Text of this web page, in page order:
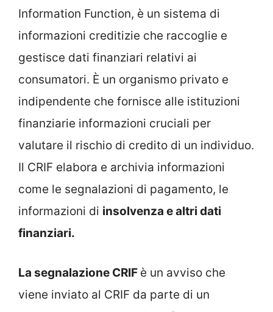
Information Function, è un sistema di
informazioni creditizie che raccoglie e
gestisce dati finanziari relativi ai
consumatori. È un organismo privato e
indipendente che fornisce alle istituzioni
finanziarie informazioni cruciali per
valutare il rischio di credito di un individuo.
Il CRIF elabora e archivia informazioni
come le segnalazioni di pagamento, le
informazioni di insolvenza e altri dati
finanziari.
La segnalazione CRIF è un avviso che
viene inviato al CRIF da parte di un